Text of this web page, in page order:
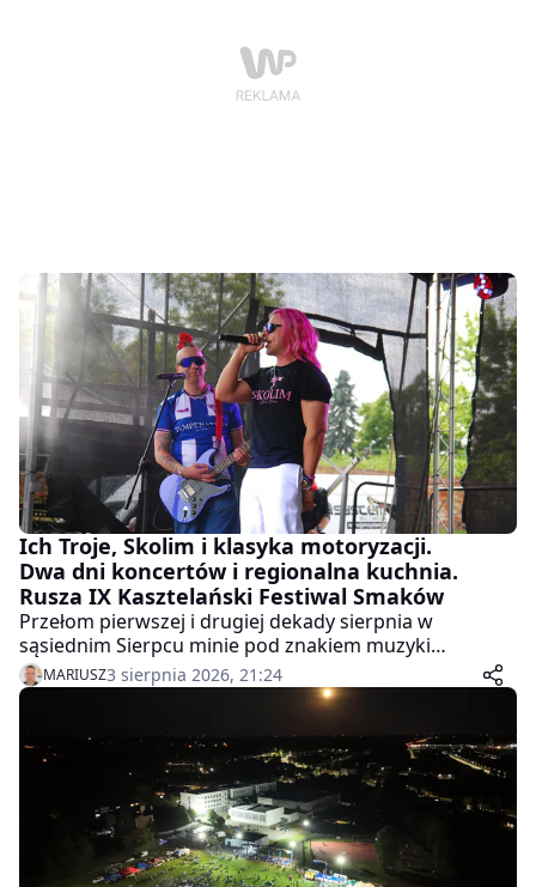
Ich Troje, Skolim i klasyka motoryzacji.
Dwa dni koncertów i regionalna kuchnia.
Rusza IX Kasztelański Festiwal Smaków
Przełom pierwszej i drugiej dekady sierpnia w
sąsiednim Sierpcu minie pod znakiem muzyki
rozrywkowej i regionalnych kulinariów. Na Osiedlu
Paderewskiego rusza dziewiąta edycja
Kasztelańskiego Festiwalu Smaków. W programie
znalazły się m.in. koncerty ogólnopolskich gwiazd, zlot
klasyków oraz otwarty konkurs kulinarny.
MARIUSZ3 sierpnia 2026, 21:24